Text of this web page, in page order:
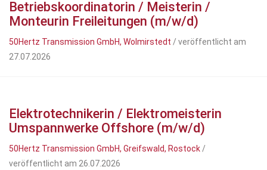
Betriebskoordinatorin / Meisterin /
Monteurin Freileitungen (m/w/d)
50Hertz Transmission GmbH, Wolmirstedt / veröffentlicht am
27.07.2026
Elektrotechnikerin / Elektromeisterin
Umspannwerke Offshore (m/w/d)
50Hertz Transmission GmbH, Greifswald, Rostock /
veröffentlicht am 26.07.2026